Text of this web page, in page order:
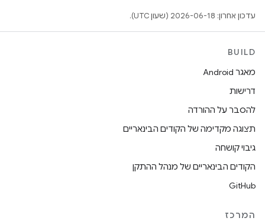
עדכון אחרון: 2026-06-18 (שעון UTC).
BUILD
מאגר Android
דרישות
להסבר על ההורדה
תצוגה מקדימה של הקודים הבינאריים
גיבוי קושחה
הקודים הבינאריים של מנהל ההתקן
GitHub
המרכז